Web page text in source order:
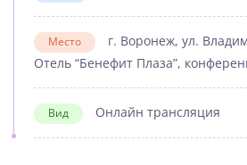
Место
г. Воронеж, ул.
Отель “Бенефит Плаза”,
Вид Онлайн трансляция